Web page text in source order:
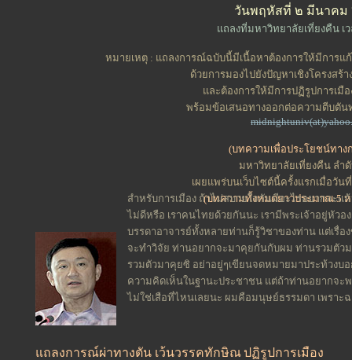
วันพฤหัสที่ ๒ มีนาค
แถลงที่มหาวิทยาลัยเที่ยงคืน เ
หมายเหตุ : แถลงการณ์ฉบับนี้มีเนื้อหาต้องการให้มีการ
ด้วยการมองไปยังปัญหาเชิงโครงสร้
และต้องการให้มีการปฏิรูปการเมื
พร้อมข้อเสนอทางออกต่อความตีบตัน
(บทความเพื่อประโยชน์ทาง
มหาวิทยาลัยเที่ยงคืน ลำ
เผยแพร่บนเว็บไซต์นี้ครั้งแรกเมื่อวั
(บทความทั้งหมดยาวประมาณ 5 ห
แถลงการณ์ผ่าทางตัน เว้นวรรคทักษิณปฏิรูปการเมือง
สำหรับการเมือง ถ้าไม่สบายใจกันมีอะไรอยากจะ
ไม่ดีหรือ เราคนไทยด้วยกันนะ เรามีพระเจ้าอยู่หัว
บรรดาอาจารย์ทั้งหลายท่านก็รู้วิชาของท่าน แต่เรื่
จะทำวิจัย ท่านอยากจะมาคุยกันกับผม ท่านรวมตัว
รวมตัวมาคุยซิ อย่าอยู่ๆเขียนจดหมายมาประท้วงบ
ความคิดเห็นในฐานะประชาชน แต่ถ้าท่านอยากจ
ไม่ใช่เสือที่ไหนเลยนะ ผมคือมนุษย์ธรรมดา เพราะ